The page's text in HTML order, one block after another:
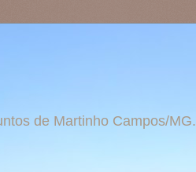
de Martinho Campos/MG.